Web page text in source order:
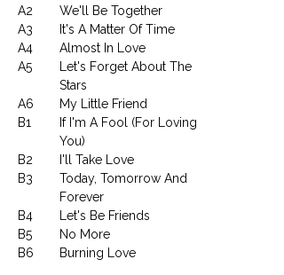
A2
We'll Be Together
A3
It's A Matter Of Time
A4
Almost In Love
A5
Let's Forget About The
Stars
A6
My Little Friend
B1
If I'm A Fool (For Loving
You)
B2
I'll Take Love
B3
Today, Tomorrow And
Forever
B4
Let's Be Friends
B5
No More
B6
Burning Love